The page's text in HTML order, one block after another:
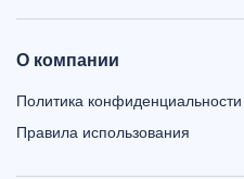
О компании
Политика конфиденциальности
Правила использования